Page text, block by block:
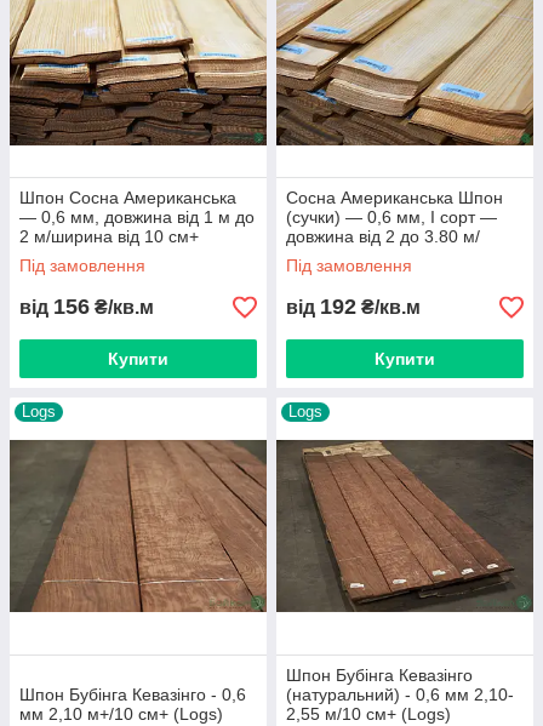
Шпон Сосна Американська
— 0,6 мм, довжина від 1 м до
2 м/ширина від 10 см+
(строганий)
Під замовлення
від 156 ₴/кв.м
Купити
Сосна Американська Шпон
(сучки) — 0,6 мм, I сорт —
довжина від 2 до 3.80 м/
ширина від 10 см+
Під замовлення
від 192 ₴/кв.м
Купити
Logs
Шпон Бубінга Кевазінго - 0,6
мм 2,10 м+/10 см+ (Logs)
Logs
Шпон Бубінга Кевазінго
(натуральний) - 0,6 мм 2,10-
2,55 м/10 см+ (Logs)